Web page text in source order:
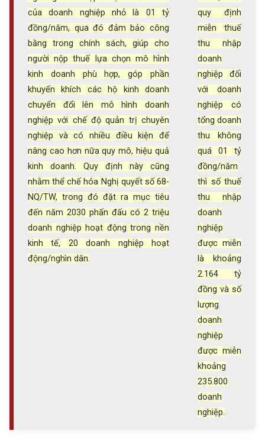
của doanh nghiệp nhỏ là 01 tỷ
đồng/năm, qua đó đảm bảo công
bằng trong chính sách, giúp cho
người nộp thuế lựa chọn mô hình
kinh doanh phù hợp, góp phần
khuyến khích các hộ kinh doanh
chuyển đổi lên mô hình doanh
nghiệp với chế độ quản trị chuyên
nghiệp và có nhiều điều kiện để
nâng cao hơn nữa quy mô, hiệu quả
kinh doanh. Quy định này cũng
nhằm thể chế hóa Nghị quyết số 68-
NQ/TW, trong đó đặt ra mục tiêu
đến năm 2030 phấn đấu có 2 triệu
doanh nghiệp hoạt động trong nền
kinh tế, 20 doanh nghiệp hoạt
động/nghìn dân.
quy định
miễn thuế
thu nhập
doanh
nghiệp đối
với doanh
nghiệp có
tổng doanh
thu không
quá 01 tỷ
đồng/năm
thì số thuế
thu nhập
doanh
nghiệp
được miễn
là khoảng
2.164 tỷ
đồng và số
lượng
doanh
nghiệp
được miễn
khoảng
235.800
doanh
nghiệp.